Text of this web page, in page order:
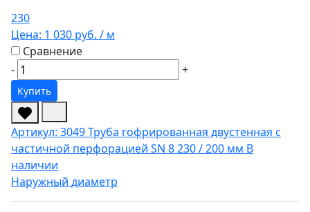
230
Цена: 1 030 руб. / м
Сравнение
-
+
Купить
Артикул: 3049Труба гофрированная двустенная с
частичной перфорацией SN 8 230 / 200 мм В
наличии
Наружный диаметр